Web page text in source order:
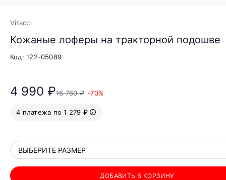
Vitacci
Кожаные лоферы на тракторной подошве
Код: 122-05089
4 990 ₽16 760 ₽ -70%
4 платежа по 1 279 ₽
ВЫБЕРИТЕ РАЗМЕР
ДОБАВИТЬ В КОРЗИНУ